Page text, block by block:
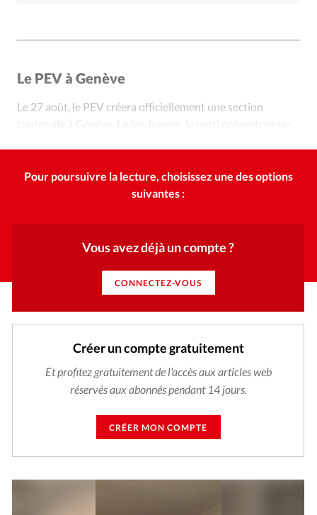
Le PEV à Genève
Le 27 août, le PEV créera officiellement une section
cantonale à Genève. Le lendemain, le parti présentera ses
Pour poursuivre la lecture, choisissez une des options
suivantes :
Vous avez déjà un compte ?
CONNECTEZ-VOUS
Créer un compte gratuitement
Et profitez gratuitement de l'accès aux articles web
réservés aux abonnés pendant 14 jours.
CRÉER MON COMPTE